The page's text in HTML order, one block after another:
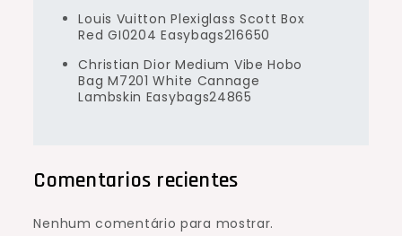
Louis Vuitton Plexiglass Scott Box
Red GI0204 Easybags216650
Christian Dior Medium Vibe Hobo
Bag M7201 White Cannage
Lambskin Easybags24865
Comentarios recientes
Nenhum comentário para mostrar.